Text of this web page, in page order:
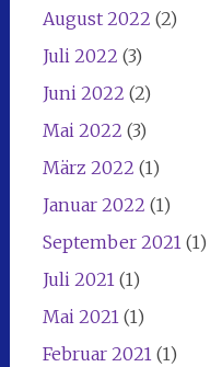
August 2022 (2)
Juli 2022 (3)
Juni 2022 (2)
Mai 2022 (3)
März 2022 (1)
Januar 2022 (1)
September 2021(1)
Juli 2021(1)
Mai 2021(1)
Februar 2021(1)